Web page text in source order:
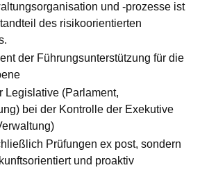
und -prozesse ist
des risikoorientierten
der Führungsunterstützung für die
Legislative (Parlament,
bei der Kontrolle der Exekutive
Prüfungen ex post, sondern
und proaktiv